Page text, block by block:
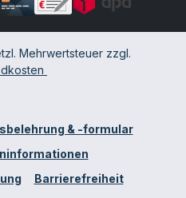
Mehrwertsteuer zzgl.
& -formular
Barrierefreiheit